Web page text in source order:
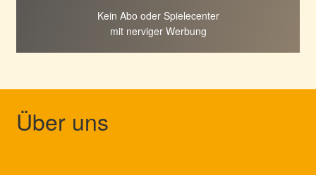
Kein Abo oder Spielecenter
mit nerviger Werbung
Über uns